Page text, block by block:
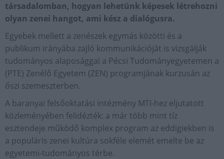
társadalomban, hogyan lehetünk képesek létrehozni
olyan zenei hangot, ami kész a dialógusra.
Egyebek mellett a zenészek egymás közötti és a
publikum irányába zajló kommunikációját is vizsgálják
tudományos alaposággal a Pécsi Tudományegyetemen a
(PTE) Zenélő Egyetem (ZEN) programjának kurzusán az
őszi szemeszterben.
A baranyai felsőoktatási intézmény MTI-hez eljutatott
közleményében felidézték: a már több mint tíz
esztendeje működő komplex program az eddigiekben is
a populáris zenei kultúra sokféle elemét emelte be az
egyetemi-tudományos térbe.